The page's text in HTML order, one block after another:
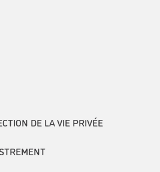
DE LA VIE PRIVÉE